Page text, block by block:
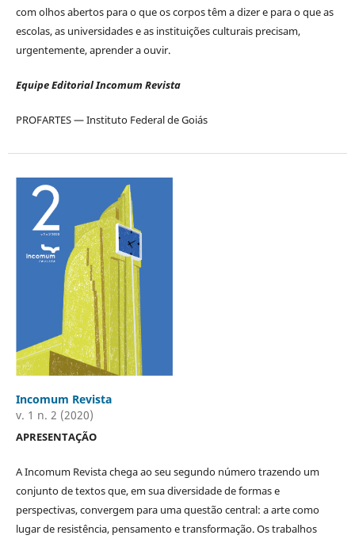
com olhos abertos para o que os corpos têm a dizer e para o que as
escolas, as universidades e as instituições culturais precisam,
urgentemente, aprender a ouvir.
Equipe Editorial Incomum Revista
PROFARTES — Instituto Federal de Goiás
Incomum Revista
v. 1 n. 2 (2020)
APRESENTAÇÃO
A Incomum Revista chega ao seu segundo número trazendo um
conjunto de textos que, em sua diversidade de formas e
perspectivas, convergem para uma questão central: a arte como
lugar de resistência, pensamento e transformação. Os trabalhos